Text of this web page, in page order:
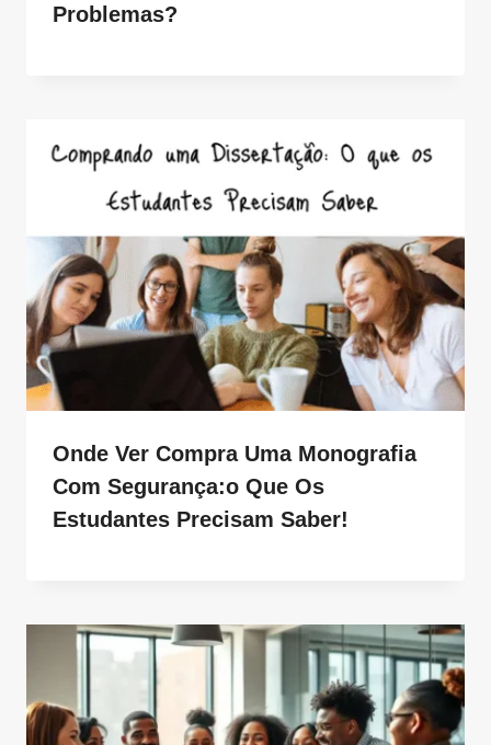
Problemas?
Onde Ver Compra Uma Monografia
Com Segurança:o Que Os
Estudantes Precisam Saber!